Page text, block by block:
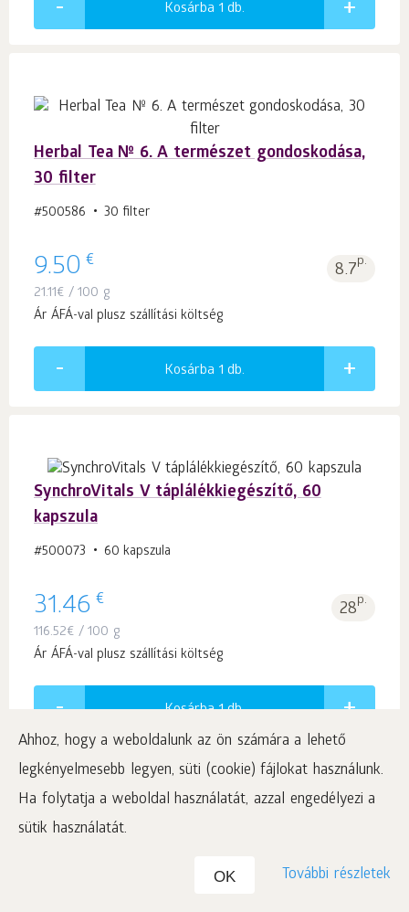
Ahhoz, hogy a weboldalunk az ön számára a lehető
legkényelmesebb legyen, süti (cookie) fájlokat használunk.
Ha folytatja a weboldal használatát, azzal engedélyezi a
sütik használatát.
OK További részletek
Kosárba 1 db.
Herbal Tea № 6. A természet gondoskodása,
30 filter
#500586 30 filter
9.50 € 8.7p.
21.11€ / 100 g
Ár ÁFÁ-val plusz szállítási költség
Kosárba 1 db.
SynchroVitals V táplálékkiegészítő, 60
kapszula
#500073 60 kapszula
31.46 € 28p.
116.52€ / 100 g
Ár ÁFÁ-val plusz szállítási költség
Kosárba 1db.
SynchroVitals II táplálékkiegészítő, 60